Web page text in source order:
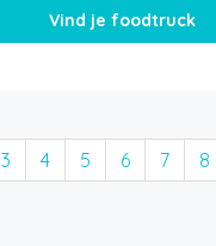
3 4 5 6 7 8